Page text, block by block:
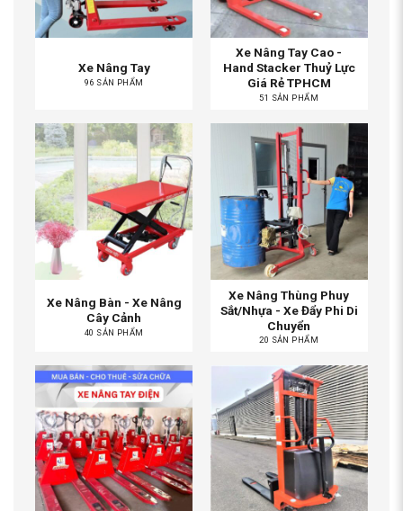
Xe Nâng Tay
96 SẢN PHẨM
Xe Nâng Tay Cao -
Hand Stacker Thuỷ Lực
Giá Rẻ TPHCM
51 SẢN PHẨM
Xe Nâng Bàn - Xe Nâng
Cây Cảnh
40 SẢN PHẨM
Xe Nâng Thùng Phuy
Sắt/Nhựa - Xe Đẩy Phi Di
Chuyển
20 SẢN PHẨM